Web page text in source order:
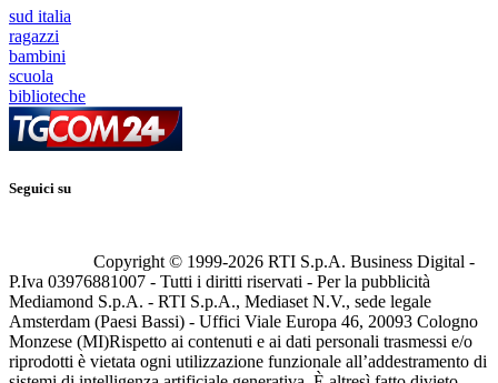
sud italia
ragazzi
bambini
scuola
biblioteche
Seguici su
Copyright © 1999-2026 RTI S.p.A. Business Digital -
P.Iva 03976881007 - Tutti i diritti riservati - Per la pubblicità
Mediamond S.p.A. - RTI S.p.A., Mediaset N.V., sede legale
Amsterdam (Paesi Bassi) - Uffici Viale Europa 46, 20093 Cologno
Monzese (MI)Rispetto ai contenuti e ai dati personali trasmessi e/o
riprodotti è vietata ogni utilizzazione funzionale all’addestramento di